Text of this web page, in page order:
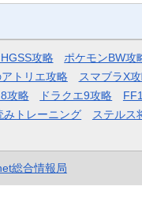
攻略 ポケモンBW攻
アトリエ攻略 スマブラX
攻略 ドラクエ9攻略
みトレーニング ステルス
総合情報局